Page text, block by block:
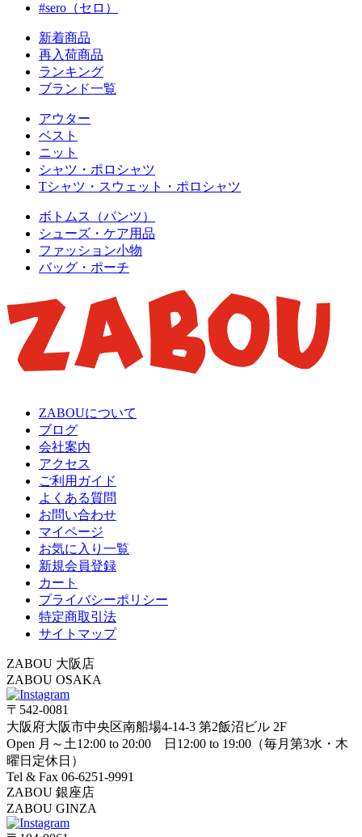
#sero（セロ）
新着商品
再入荷商品
ランキング
ブランド一覧
アウター
ベスト
ニット
シャツ・ポロシャツ
Tシャツ・スウェット・ポロシャツ
ボトムス（パンツ）
シューズ・ケア用品
ファッション小物
バッグ・ポーチ
ZABOUについて
ブログ
会社案内
アクセス
ご利用ガイド
よくある質問
お問い合わせ
マイページ
お気に入り一覧
新規会員登録
カート
プライバシーポリシー
特定商取引法
サイトマップ
ZABOU 大阪店
ZABOU OSAKA
〒542-0081
大阪府大阪市中央区南船場4-14-3 第2飯沼ビル 2F
Open 月～土12:00 to 20:00 日12:00 to 19:00（毎月第3水・木
曜日定休日）
Tel & Fax 06-6251-9991
ZABOU 銀座店
ZABOU GINZA